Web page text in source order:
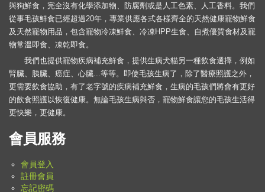
與狗鮮食，完全沒有化學添加物、防腐劑或是人工色素、人工香料。我們
從事毛孩鮮食已經超過20年，專業供應各式各樣齊全的天然健康寵物鮮食
及天然寵物用品，包含寵物冷凍鮮食、冷凍HPP生食、自煮優質食材及寵
物常溫即食、凍乾即食。
我們也提供寵物疾病補充鮮食，提供生病犬貓另一種飲食選擇，例如
腎臟、胰臟、癌症、心臟...等等。即使毛孩生病了，除了醫療照護之外，
更需要飲食協助，有了老字號的疾病補充鮮食，生病的毛孩們將會有更好
的飲食照護以恢復健康。無論毛孩生病與否，寵物鮮食讓您的毛孩生活得
更快樂，更健康。
會員服務
會員登入
註冊會員
忘記密碼